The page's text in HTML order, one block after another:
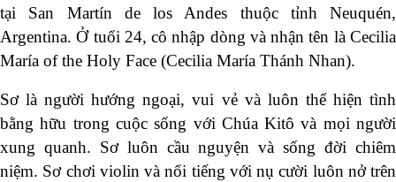
tại San Martín de los Andes thuộc tỉnh Neuquén,
Argentina. Ở tuổi 24, cô nhập dòng và nhận tên là Cecilia
María of the Holy Face (Cecilia María Thánh Nhan).
Sơ là người hướng ngoại, vui vẻ và luôn thể hiện tình
bằng hữu trong cuộc sống với Chúa Kitô và mọi người
xung quanh. Sơ luôn cầu nguyện và sống đời chiêm
niệm. Sơ chơi violin và nổi tiếng với nụ cười luôn nở trên